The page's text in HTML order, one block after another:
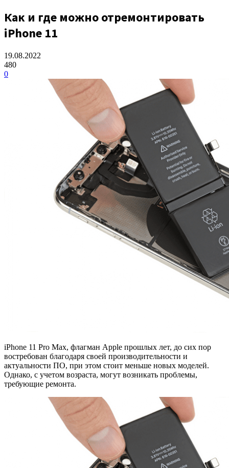
Как и где можно отремонтировать
iPhone 11
19.08.2022
480
0
iPhone 11 Pro Max, флагман Apple прошлых лет, до сих пор
востребован благодаря своей производительности и
актуальности ПО, при этом стоит меньше новых моделей.
Однако, с учетом возраста, могут возникать проблемы,
требующие ремонта.